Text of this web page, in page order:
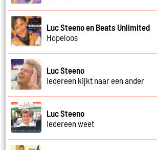
Luc Steeno en Beats Unlimited
Hopeloos
Luc Steeno
Iedereen kijkt naar een ander
Luc Steeno
Iedereen weet